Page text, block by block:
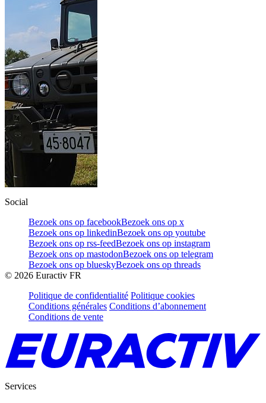
Social
Bezoek ons op facebookBezoek ons op x
Bezoek ons op linkedinBezoek ons op youtube
Bezoek ons op rss-feedBezoek ons op instagram
Bezoek ons op mastodonBezoek ons op telegram
Bezoek ons op blueskyBezoek ons op threads
© 2026 Euractiv FR
Politique de confidentialité Politique cookies
Conditions générales Conditions d’abonnement
Conditions de vente
Services